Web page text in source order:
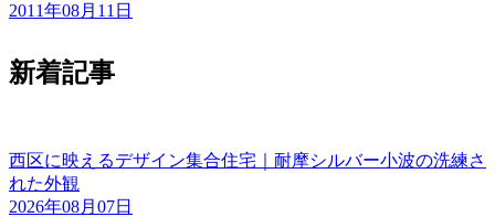
2011年08月11日
新着記事
西区に映えるデザイン集合住宅｜耐摩シルバー小波の洗練さ
れた外観
2026年08月07日